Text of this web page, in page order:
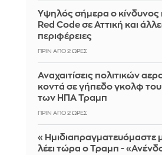
Υψηλός σήμερα ο κίνδυνος
Red Code σε Αττική και
περιφέρειες
ΠΡΙΝ ΑΠΌ 2 ΏΡΕΣ
Αναχαιτίσεις πολιτικών
κοντά σε γήπεδο γκολφ
των ΗΠΑ Τραμπ
ΠΡΙΝ ΑΠΌ 2 ΏΡΕΣ
«Ημιδιαπραγματευόμαστε
λέει τώρα ο Τραμπ -